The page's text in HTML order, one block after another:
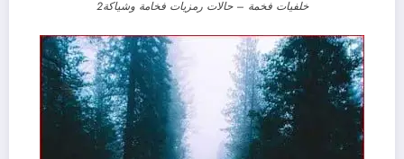
خلفيات فخمة – حالات رمزيات فخامة وشياكة2